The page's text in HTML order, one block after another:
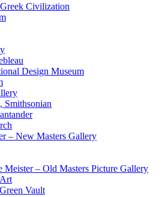
Civilization
Design Museum
Smithsonian
– New Masters Gallery
Meister – Old Masters Picture Gallery
Vault